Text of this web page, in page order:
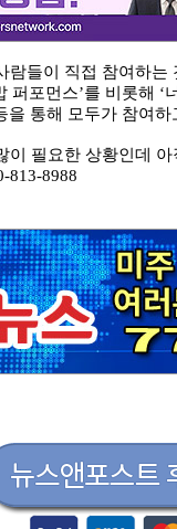
들이 직접 참여하
포먼스’를 비롯해
을 통해 모두가 참여
이 필요한 상황인데
813-8988